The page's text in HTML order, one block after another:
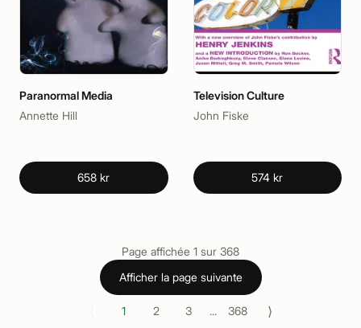
Paranormal Media
Annette Hill
658 kr
Television Culture
John Fiske
574 kr
Page affichée 1 sur 368
Afficher la page suivante
1 2 3 ... 368 ⟩